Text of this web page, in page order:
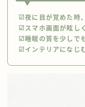
☑︎夜に目が覚めた時
☑︎スマホ画面が眩し
☑︎睡眠の質を少しで
☑︎インテリアになじ